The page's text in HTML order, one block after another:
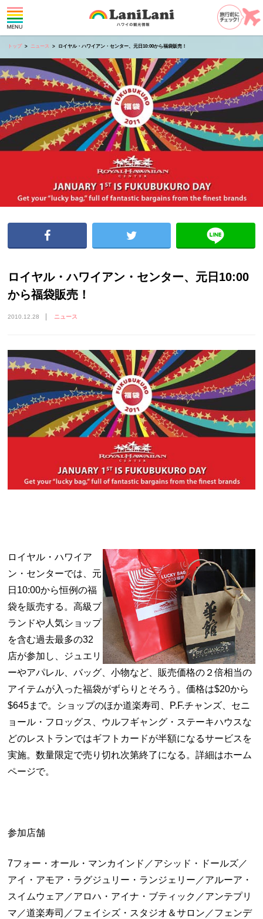
トップ ニュース ロイヤル・ハワイアン・センター、元日10:00から福袋販売！
ロイヤル・ハワイアン・センター、元日10:00
から福袋販売！
2010.12.28 ニュース
ロイヤル・ハワイア
ン・センターでは、元
日10:00から恒例の福
袋を販売する。高級ブ
ランドや人気ショップ
を含む過去最多の32
店が参加し、ジュエリ
ーやアパレル、バッグ、小物など、販売価格の２倍相当の
アイテムが入った福袋がずらりとそろう。価格は$20から
$645まで。ショップのほか道楽寿司、P.F.チャンズ、セニ
ョール・フロッグス、ウルフギャング・ステーキハウスな
どのレストランではギフトカードが半額になるサービスを
実施。数量限定で売り切れ次第終了になる。詳細はホーム
ページで。
参加店舗
7フォー・オール・マンカインド／アシッド・ドールズ／
アイ・アモア・ラグジュリー・ランジェリー／アルーア・
スイムウェア／アロハ・アイナ・ブティック／アンテプリ
マ／道楽寿司／フェイシズ・スタジオ＆サロン／フェンデ